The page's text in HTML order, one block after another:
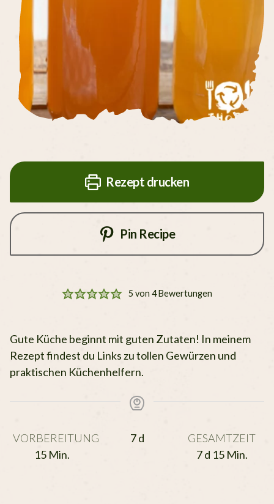
Rezept drucken
Pin Recipe
5 von 4Bewertungen
Gute Küche beginnt mit guten Zutaten! In meinem
Rezept findest du Links zu tollen Gewürzen und
praktischen Küchenhelfern.
VORBEREITUNG
15Minuten
Min.
7Tage
d
GESAMTZEIT
7Tage
d 15Minuten
Min.